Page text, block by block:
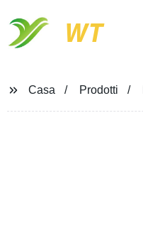
WT
Casa Prodotti